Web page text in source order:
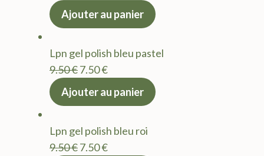
prix
9.50 €.
actuel
7.50 €.
Ajouter au panier
Lpn gel polish bleu pastel
9.50€Le
prix
9.50 €.
7.50€Le
actuel
7.50 €.
Ajouter au panier
Lpn gel polish bleu roi
9.50€Le
7.50€Le